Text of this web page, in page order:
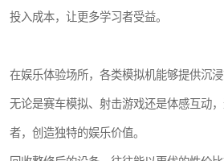
投入成本，让更多学习者受益。
在娱乐体验场所，各类模拟机能够提供沉浸
无论是赛车模拟、射击游戏还是体感互动
者，创造独特的娱乐价值。